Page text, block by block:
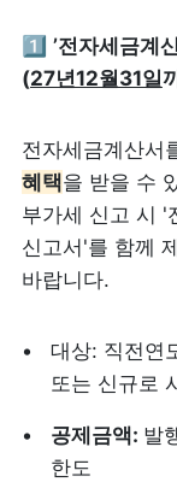
1️⃣ ’전자세금계
(27년12월31일
전자세금계산서
혜택을 받을 수
부가세 신고 시 '
신고서'를 함께
바랍니다.
대상: 직전연
또는 신규로
공제금액: 발
한도